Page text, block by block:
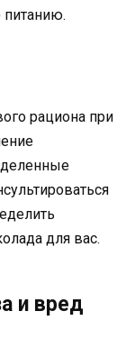
питанию.
рациона при
для вас.
и вред